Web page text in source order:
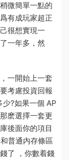
微簡單一點的
有成玩家超正
很想實現一
一年多，然
，一開始上一套
考慮投資回報
?如果一個 AP
麽選擇一套更
後面你的項目
普通内存條區
了 ，你數着錢